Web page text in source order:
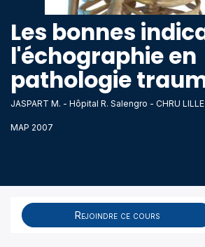
Les bonnes
l'échographie en
pathologie
JASPART M. - Hôpital R. Salengro - CHRU LILLE
MAP 2007
Rejoindre ce cours